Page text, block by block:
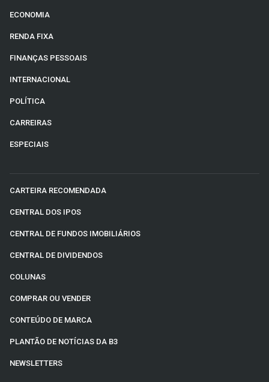
ECONOMIA
RENDA FIXA
FINANÇAS PESSOAIS
INTERNACIONAL
POLÍTICA
CARREIRAS
ESPECIAIS
CARTEIRA RECOMENDADA
CENTRAL DOS IPOS
CENTRAL DE FUNDOS IMOBILIÁRIOS
CENTRAL DE DIVIDENDOS
COLUNAS
COMPRAR OU VENDER
CONTEÚDO DE MARCA
PLANTÃO DE NOTÍCIAS DA B3
NEWSLETTERS